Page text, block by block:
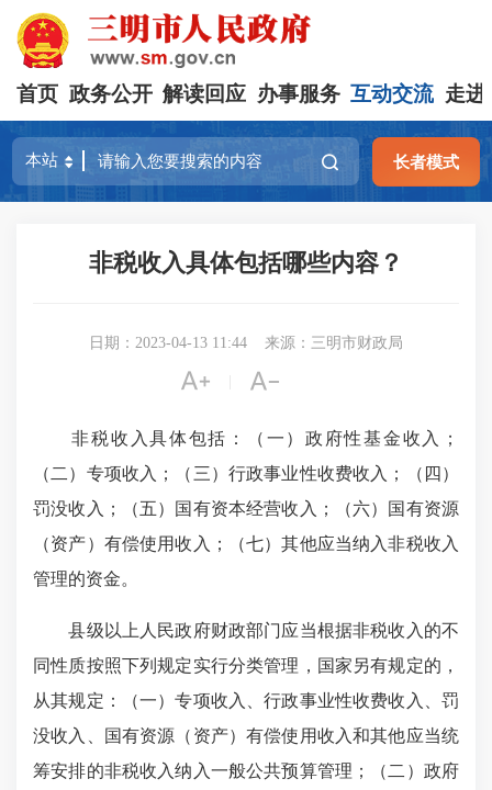
首页 政务公开 解读回应 办事服务 互动交流 走进
长者模式
非税收入具体包括哪些内容？
日期：2023-04-13 11:44 来源：三明市财政局
 
非税收入具体包括：（一）政府性基金收入；
（二）专项收入；（三）行政事业性收费收入；（四）
罚没收入；（五）国有资本经营收入；（六）国有资源
（资产）有偿使用收入；（七）其他应当纳入非税收入
管理的资金。
县级以上人民政府财政部门应当根据非税收入的不
同性质按照下列规定实行分类管理，国家另有规定的，
从其规定：（一）专项收入、行政事业性收费收入、罚
没收入、国有资源（资产）有偿使用收入和其他应当统
筹安排的非税收入纳入一般公共预算管理；（二）政府